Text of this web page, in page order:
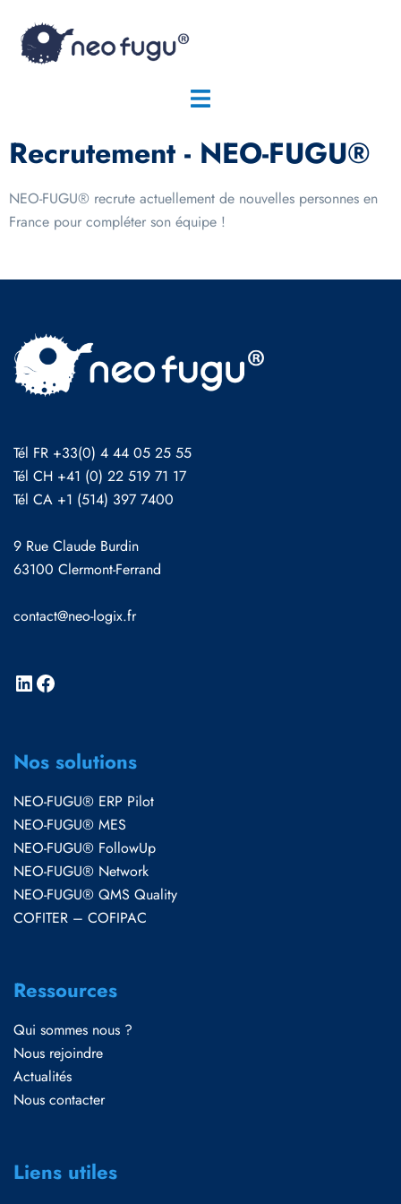
Recrutement - NEO-FUGU®
NEO-FUGU® recrute actuellement de nouvelles personnes en
France pour compléter son équipe !
Tél FR +33(0) 4 44 05 25 55
Tél CH +41 (0) 22 519 71 17
Tél CA +1 (514) 397 7400
9 Rue Claude Burdin
63100 Clermont-Ferrand
contact@neo-logix.fr
Nos solutions
NEO-FUGU® ERP Pilot
NEO-FUGU® MES
NEO-FUGU® FollowUp
NEO-FUGU® Network
NEO-FUGU® QMS Quality
COFITER – COFIPAC
Ressources
Qui sommes nous ?
Nous rejoindre
Actualités
Nous contacter
Liens utiles